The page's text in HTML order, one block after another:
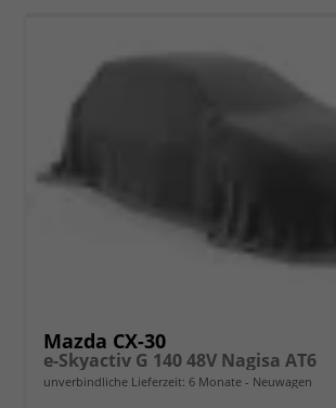
Mazda CX-30
e-Skyactiv G 140 48V Nagisa AT6
unverbindliche Lieferzeit: 6 Monate Neuwagen